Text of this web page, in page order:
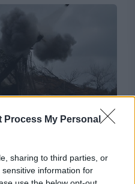
Process My Personal
sharing to third parties, or
information for
ruse. Ce ținte au